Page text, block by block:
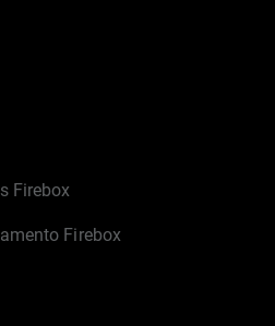
Firebox
Firebox